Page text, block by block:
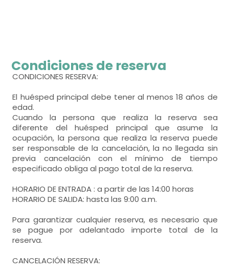
habitación doble
- cama de matrimonio (150x190 cm.)
armario,
terraza-solarium,
bonitas vistas,
- habitación con cuarto de baño. Incluye:
WC,
lavabo, ducha,
toallas,
Condiciones de reserva
CONDICIONES RESERVA:
El huésped principal debe tener al menos 18 años de
edad.
Cuando la persona que realiza la reserva sea
diferente del huésped principal que asume la
ocupación, la persona que realiza la reserva puede
ser responsable de la cancelación, la no llegada sin
previa cancelación con el mínimo de tiempo
especificado obliga al pago total de la reserva.
HORARIO DE ENTRADA : a partir de las 14:00 horas
HORARIO DE SALIDA: hasta las 9:00 a.m.
Para garantizar cualquier reserva, es necesario que
se pague por adelantado importe total de la
reserva.
CANCELACIÓN RESERVA: